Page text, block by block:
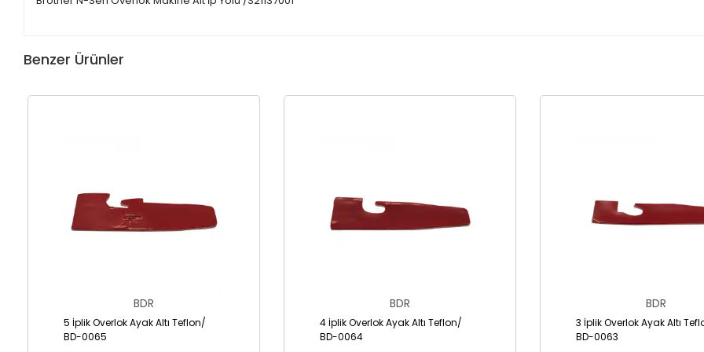
Benzer Ürünler
BDR
5 İplik Overlok Ayak Altı Teflon/
BD-0065
BDR
4 İplik Overlok Ayak Altı Teflon/
BD-0064
BDR
3 İplik Overlok Ayak Altı
BD-0063